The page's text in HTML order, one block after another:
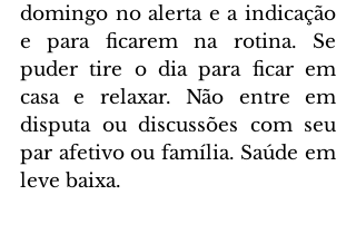
domingo no alerta e a indicação
e para ficarem na rotina. Se
puder tire o dia para ficar em
casa e relaxar. Não entre em
disputa ou discussões com seu
par afetivo ou família. Saúde em
leve baixa.